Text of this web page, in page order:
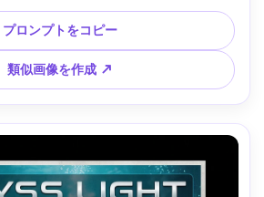
ボックスライト、Sony A7R IV、85mm
ポートレート、ポスター構図・クリーン
なエッジ --ar 4:5
プロンプトをコピー
類似画像を作成 ↗